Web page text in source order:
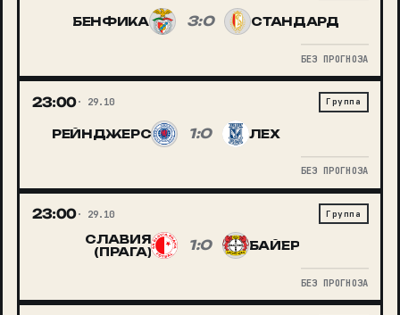
БЕНФИКА 3:0 СТАНДАРД
БЕЗ ПРОГНОЗА
23:00 29.10 Группа
РЕЙНДЖЕРС 1:0 ЛЕХ
БЕЗ ПРОГНОЗА
23:00 29.10 Группа
СЛАВИЯ
(ПРАГА)
1:0 БАЙЕР
БЕЗ ПРОГНОЗА